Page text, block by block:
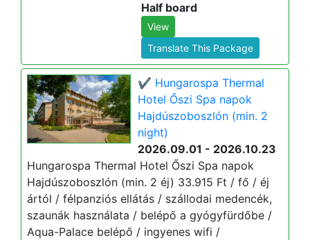
Half board
View
Translate This Package
✔️ Hungarospa Thermal
Hotel Őszi Spa napok
Hajdúszoboszlón (min. 2
night)
2026.09.01 - 2026.10.23
Hungarospa Thermal Hotel Őszi Spa napok
Hajdúszoboszlón (min. 2 éj) 33.915 Ft / fő / éj
ártól / félpanziós ellátás / szállodai medencék,
szaunák használata / belépő a gyógyfürdőbe /
Aqua-Palace belépő / ingyenes wifi /